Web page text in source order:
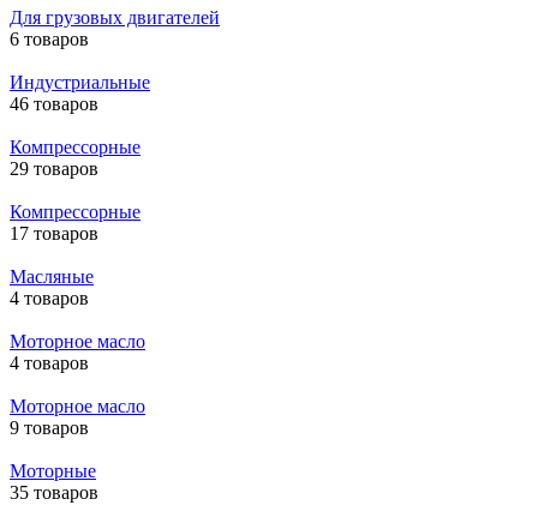
Для грузовых двигателей
6 товаров
Индустриальные
46 товаров
Компрессорные
29 товаров
Компрессорные
17 товаров
Масляные
4 товаров
Моторное масло
4 товаров
Моторное масло
9 товаров
Моторные
35 товаров